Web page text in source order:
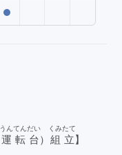
運転台
うんてんだい
） 組立
くみたて
】